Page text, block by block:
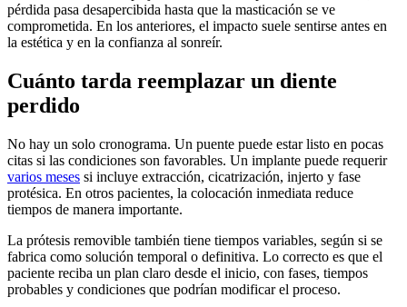
pérdida pasa desapercibida hasta que la masticación se ve
comprometida. En los anteriores, el impacto suele sentirse antes en
la estética y en la confianza al sonreír.
Cuánto tarda reemplazar un diente
perdido
No hay un solo cronograma. Un puente puede estar listo en pocas
citas si las condiciones son favorables. Un implante puede requerir
varios meses si incluye extracción, cicatrización, injerto y fase
protésica. En otros pacientes, la colocación inmediata reduce
tiempos de manera importante.
La prótesis removible también tiene tiempos variables, según si se
fabrica como solución temporal o definitiva. Lo correcto es que el
paciente reciba un plan claro desde el inicio, con fases, tiempos
probables y condiciones que podrían modificar el proceso.